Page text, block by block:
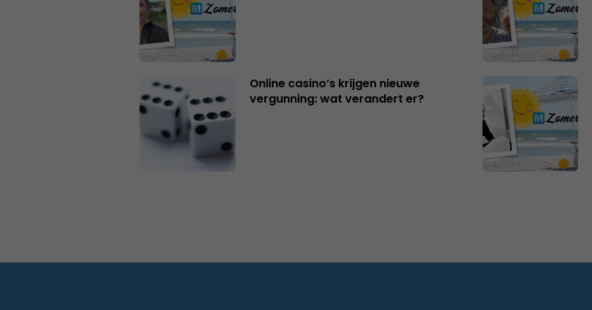
Online casino’s krijgen nieuwe
vergunning: wat verandert er?